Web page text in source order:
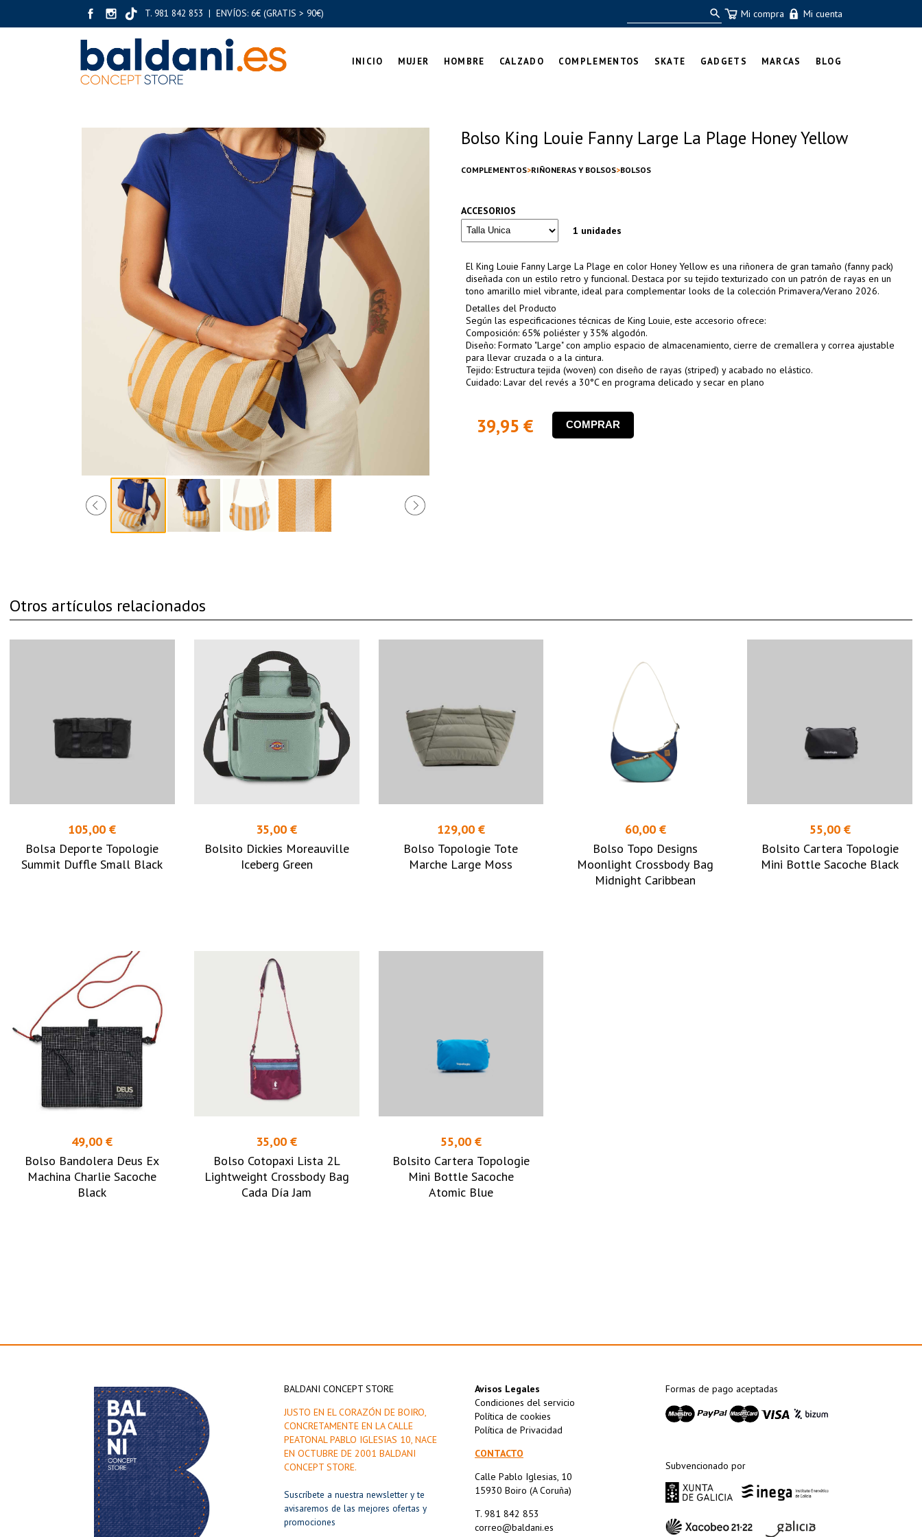
T. 981 842 853 | ENVÍOS: 6€ (GRATIS > 90€) Mi compra Mi cuenta
INICIO MUJER HOMBRE CALZADO COMPLEMENTOS SKATE GADGETS MARCAS BLOG
Bolso King Louie Fanny Large La Plage Honey Yellow
COMPLEMENTOS RIÑONERAS Y BOLSOS BOLSOS
ACCESORIOS
1 unidades
El King Louie Fanny Large La Plage en color Honey Yellow es una riñonera de gran tamaño (fanny pack)
diseñada con un estilo retro y funcional. Destaca por su tejido texturizado con un patrón de rayas en un
tono amarillo miel vibrante, ideal para complementar looks de la colección Primavera/Verano 2026.
Detalles del Producto
Según las especificaciones técnicas de King Louie, este accesorio ofrece:
Composición: 65% poliéster y 35% algodón.
Diseño: Formato "Large" con amplio espacio de almacenamiento, cierre de cremallera y correa ajustable
para llevar cruzada o a la cintura.
Tejido: Estructura tejida (woven) con diseño de rayas (striped) y acabado no elástico.
Cuidado: Lavar del revés a 30°C en programa delicado y secar en plano
39,95 € COMPRAR
Otros artículos relacionados
105,00 €
Bolsa Deporte Topologie
Summit Duffle Small Black
35,00 €
Bolsito Dickies Moreauville
Iceberg Green
129,00 €
Bolso Topologie Tote
Marche Large Moss
60,00 €
Bolso Topo Designs
Moonlight Crossbody Bag
Midnight Caribbean
55,00 €
Bolsito Cartera Topologie
Mini Bottle Sacoche Black
49,00 €
Bolso Bandolera Deus Ex
Machina Charlie Sacoche
Black
35,00 €
Bolso Cotopaxi Lista 2L
Lightweight Crossbody Bag
Cada Día Jam
55,00 €
Bolsito Cartera Topologie
Mini Bottle Sacoche
Atomic Blue
BALDANI CONCEPT STORE
JUSTO EN EL CORAZÓN DE BOIRO,
CONCRETAMENTE EN LA CALLE
PEATONAL PABLO IGLESIAS 10, NACE
EN OCTUBRE DE 2001 BALDANI
CONCEPT STORE.
Suscríbete a nuestra newsletter y te
avisaremos de las mejores ofertas y
promociones
Avisos Legales
Condiciones del servicio
Política de cookies
Política de Privacidad
CONTACTO
Calle Pablo Iglesias, 10
15930 Boiro (A Coruña)
T. 981 842 853
correo@baldani.es
Formas de pago aceptadas
Subvencionado por